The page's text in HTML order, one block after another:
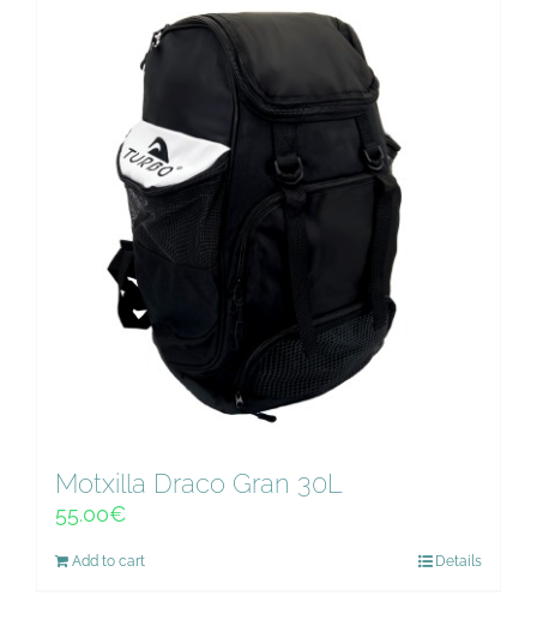
Motxilla Draco Gran 30L
55.00€
Add to cart Details